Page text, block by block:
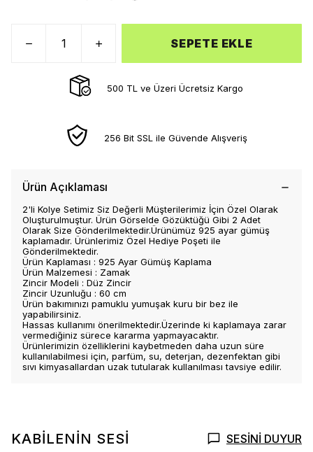
SEPETE EKLE
500 TL ve Üzeri Ücretsiz Kargo
256 Bit SSL ile Güvende Alışveriş
Ürün Açıklaması
2'li Kolye Setimiz Siz Değerli Müşterilerimiz İçin Özel Olarak
Oluşturulmuştur. Ürün Görselde Gözüktüğü Gibi 2 Adet
Olarak Size Gönderilmektedir.Ürünümüz 925 ayar gümüş
kaplamadır. Ürünlerimiz Özel Hediye Poşeti ile
Gönderilmektedir.
Ürün Kaplaması : 925 Ayar Gümüş Kaplama
Ürün Malzemesi : Zamak
Zincir Modeli : Düz Zincir
Zincir Uzunluğu : 60 cm
Ürün bakımınızı pamuklu yumuşak kuru bir bez ile
yapabilirsiniz.
Hassas kullanımı önerilmektedir.Üzerinde ki kaplamaya zarar
vermediğiniz sürece kararma yapmayacaktır.
Ürünlerimizin özelliklerini kaybetmeden daha uzun süre
kullanılabilmesi için, parfüm, su, deterjan, dezenfektan gibi
sıvı kimyasallardan uzak tutularak kullanılması tavsiye edilir.
KABİLENİN SESİ SESİNİ DUYUR